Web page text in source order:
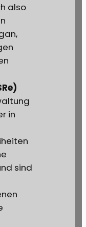
also
in
sind